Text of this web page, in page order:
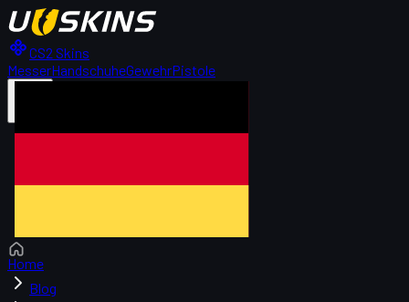
CS2 Skins
MesserHandschuheGewehrPistole
Home
Blog